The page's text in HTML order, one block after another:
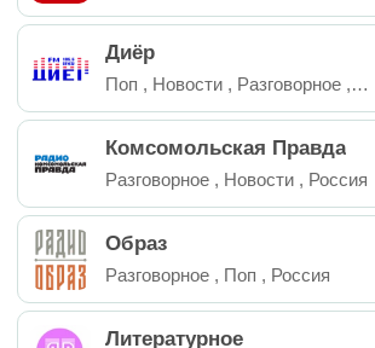
Диёр
Поп , Новости , Разговорное ,
Таджикистан
Комсомольская Правда
Разговорное , Новости , Россия
Образ
Разговорное , Поп , Россия
Литературное